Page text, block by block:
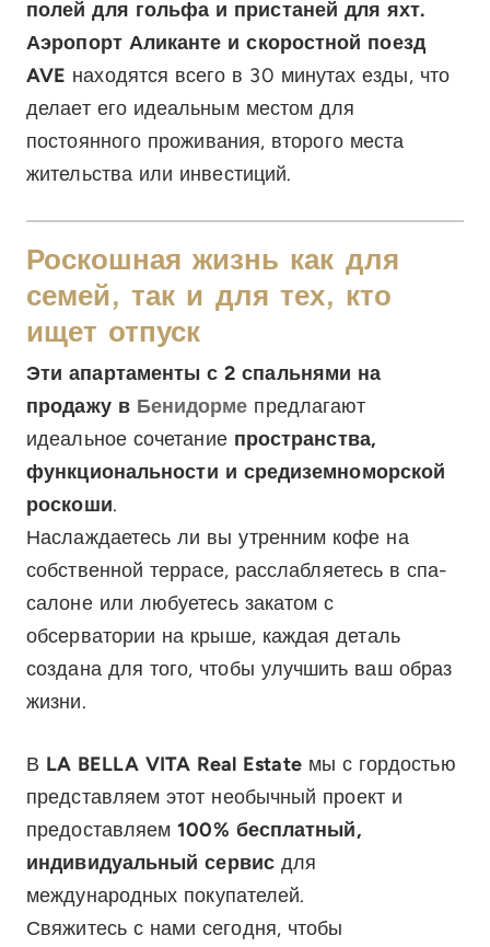
полей для гольфа и пристаней для яхт.
Аэропорт Аликанте и скоростной поезд
AVE находятся всего в 30 минутах езды, что
делает его идеальным местом для
постоянного проживания, второго места
жительства или инвестиций.
Роскошная жизнь как для
семей, так и для тех, кто
ищет отпуск
Эти апартаменты с 2 спальнями на
продажу в Бенидорме предлагают
идеальное сочетание пространства,
функциональности и средиземноморской
роскоши.
Наслаждаетесь ли вы утренним кофе на
собственной террасе, расслабляетесь в спа-
салоне или любуетесь закатом с
обсерватории на крыше, каждая деталь
создана для того, чтобы улучшить ваш образ
жизни.
В LA BELLA VITA Real Estateмы с гордостью
представляем этот необычный проект и
предоставляем100% бесплатный,
индивидуальный сервисдля
международных покупателей.
Свяжитесь с нами сегодня, чтобы